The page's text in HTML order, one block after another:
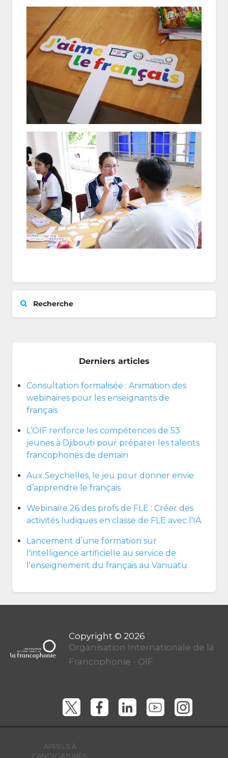
Recherche
Derniers articles
Consultation formalisée : Animation des
webinaires pour les enseignants de
français
L’OIF renforce les compétences de 53
jeunes à Djibouti pour préparer les talents
francophones de demain
Aux Seychelles, le jeu pour donner envie
d’apprendre le français
Webinaire 26 des profs de FLE : Créer des
activités ludiques en classe de FLE avec l'IA
Lancement d’une formation sur
l'intelligence artificielle au service de
l'enseignement du français au Vanuatu
APPELS À
CANDIDATURES
Organisation Internationale de la
Francophonie - OIF